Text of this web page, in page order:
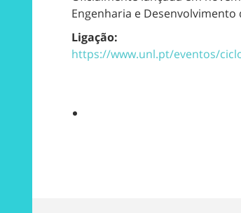
Engenharia e
Ligação:
https://www.unl.pt/eventos/